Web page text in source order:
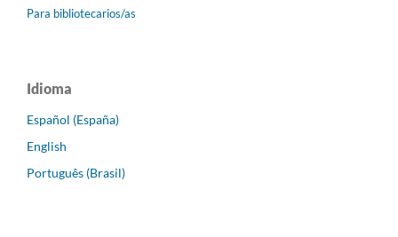
Para bibliotecarios/as
Idioma
Español (España)
English
Português (Brasil)